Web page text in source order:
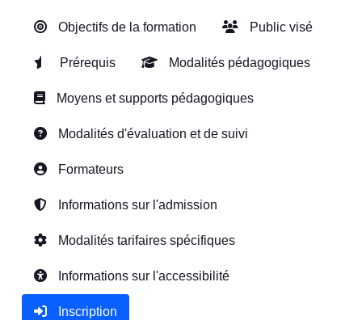
Objectifs de la formation Public visé
Prérequis Modalités pédagogiques
Moyens et supports pédagogiques
Modalités d'évaluation et de suivi
Formateurs
Informations sur l'admission
Modalités tarifaires spécifiques
Informations sur l'accessibilité
Inscription